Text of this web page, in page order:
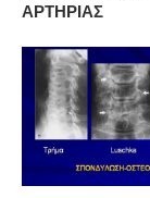
ΑΡΤΗΡΙΑΣ